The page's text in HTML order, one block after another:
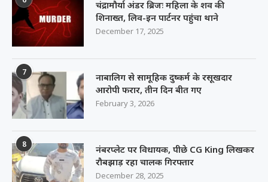
चंद्रामौर्या अंडर ब्रिजः महिला के शव की
शिनाख्त, लिव-इन पार्टनर पहुंचा थाने
December 17, 2025
7
नाबालिग से सामूहिक दुष्कर्म के रसूखदार
आरोपी फरार, तीन दिन बीत गए
February 3, 2026
8
नंबरप्लेट पर विधायक, पीछे CG King लिखकर
रौबझाड़ रहा चालक गिरफ्तार
December 28, 2025